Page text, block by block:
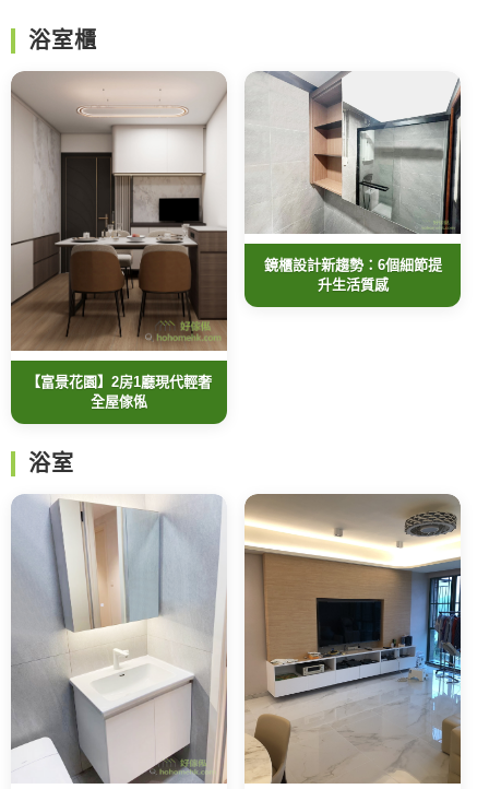
浴室櫃
【富景花園】2房1廳現代輕奢
全屋傢俬
鏡櫃設計新趨勢：6個細節提
升生活質感
浴室